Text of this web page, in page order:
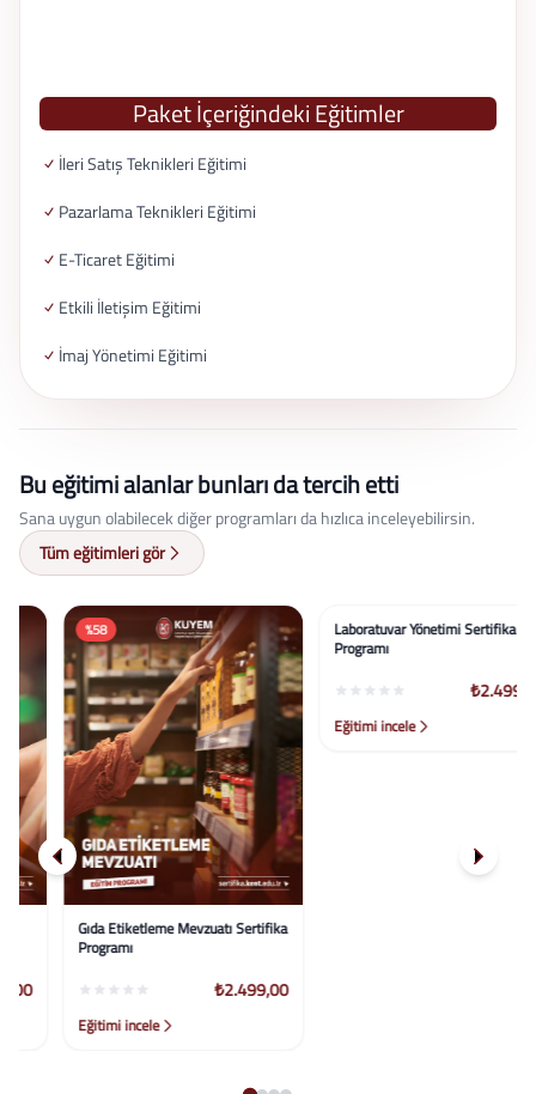
Paket İçeriğindeki Eğitimler
İleri Satış Teknikleri Eğitimi
Pazarlama Teknikleri Eğitimi
E-Ticaret Eğitimi
Etkili İletişim Eğitimi
İmaj Yönetimi Eğitimi
Bu eğitimi alanlar bunları da tercih etti
Sana uygun olabilecek diğer programları da hızlıca inceleyebilirsin.
Tüm eğitimleri gör
Gıda Etiketleme Mevzuatı Sertifika
Programı
₺2.499,00
Eğitimi incele